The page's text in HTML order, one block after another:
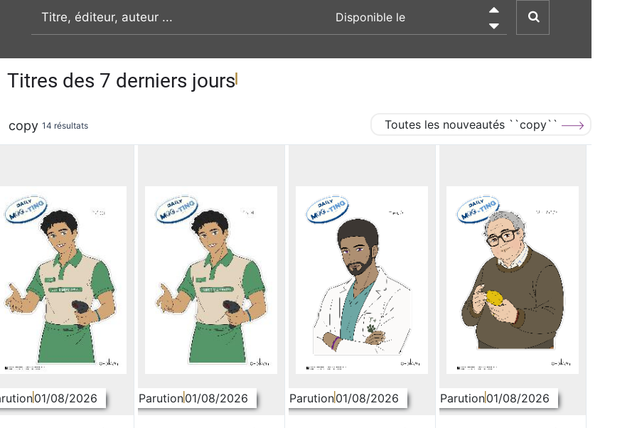
recherche par mot clé

Titres des 7 derniers jours
copy 14 résultats Toutes les nouveautés ``copy``
01/08/2026 Parution01/08/2026 Parution01/08/2026 Parution01/08/2026